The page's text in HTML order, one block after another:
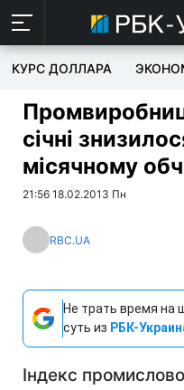
КУРС ДОЛЛАРА
січні
місячному
21:56 18.02.2013 Пн
RBC.UA
Не трать время на
суть из РБК-
Індекс